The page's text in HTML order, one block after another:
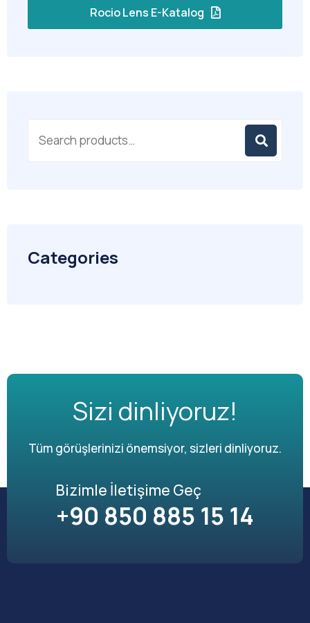
Rocio Lens E-Katalog
Categories
Sizi dinliyoruz!
Tüm görüşlerinizi önemsiyor, sizleri dinliyoruz.
Bizimle İletişime Geç
+90 850 885 15 14